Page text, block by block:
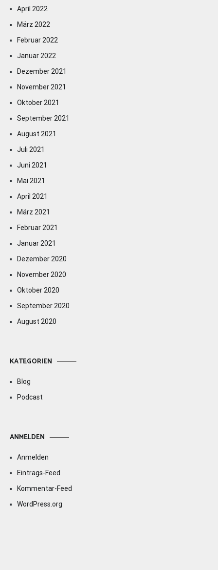
April 2022
März 2022
Februar 2022
Januar 2022
Dezember 2021
November 2021
Oktober 2021
September 2021
August 2021
Juli 2021
Juni 2021
Mai 2021
April 2021
März 2021
Februar 2021
Januar 2021
Dezember 2020
November 2020
Oktober 2020
September 2020
August 2020
KATEGORIEN
Blog
Podcast
ANMELDEN
Anmelden
Eintrags-Feed
Kommentar-Feed
WordPress.org